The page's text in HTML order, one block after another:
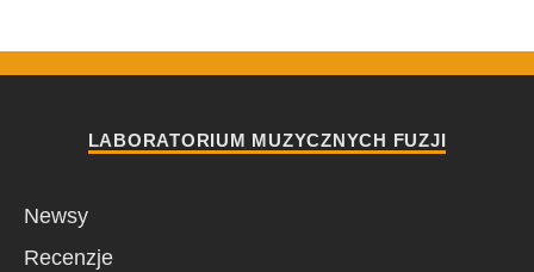
LABORATORIUM MUZYCZNYCH FUZJI
Newsy
Recenzje